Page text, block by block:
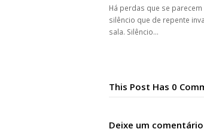
Há perdas que se parecem
silêncio que de repente
sala. Silêncio…
This Post Has 0
Deixe um comentário